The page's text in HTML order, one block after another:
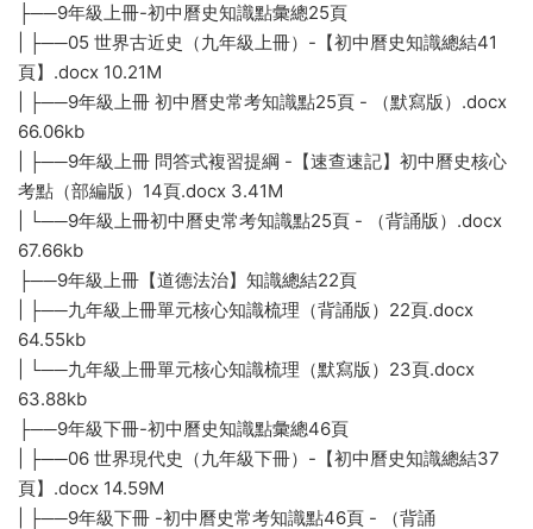
├──9年級上冊-初中曆史知識點彙總25頁
| ├──05 世界古近史（九年級上冊）-【初中曆史知識總結41
頁】.docx 10.21M
| ├──9年級上冊 初中曆史常考知識點25頁 - （默寫版）.docx
66.06kb
| ├──9年級上冊 問答式複習提綱 -【速查速記】初中曆史核心
考點（部編版）14頁.docx 3.41M
| └──9年級上冊初中曆史常考知識點25頁 - （背誦版）.docx
67.66kb
├──9年級上冊【道德法治】知識總結22頁
| ├──九年級上冊單元核心知識梳理（背誦版）22頁.docx
64.55kb
| └──九年級上冊單元核心知識梳理（默寫版）23頁.docx
63.88kb
├──9年級下冊-初中曆史知識點彙總46頁
| ├──06 世界現代史（九年級下冊）-【初中曆史知識總結37
頁】.docx 14.59M
| ├──9年級下冊 -初中曆史常考知識點46頁 - （背誦